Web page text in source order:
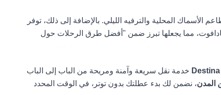
المحلية والترفيه الليلي. بالإضافة إلى ذلك، توفر
مما يجعلها تبرز ضمن "أفضل طرق الرحلات حول
خدمة نقل سريعة وآمنة ومريحة من الباب إلى الباب
المدن، نضمن لك بدء عطلتك بدون توتر، في الوقت المحدد